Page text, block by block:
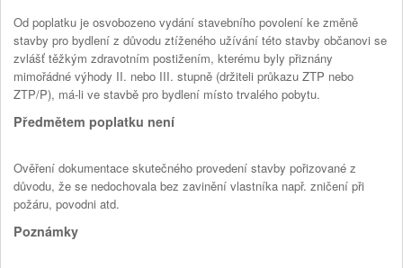
Od poplatku je osvobozeno vydání stavebního povolení ke změně
stavby pro bydlení z důvodu ztíženého užívání této stavby občanovi se
zvlášť těžkým zdravotním postižením, kterému byly přiznány
mimořádné výhody II. nebo III. stupně (držiteli průkazu ZTP nebo
ZTP/P), má-li ve stavbě pro bydlení místo trvalého pobytu.
Předmětem poplatku není
Ověření dokumentace skutečného provedení stavby pořizované z
důvodu, že se nedochovala bez zavinění vlastníka např. zničení při
požáru, povodni atd.
Poznámky